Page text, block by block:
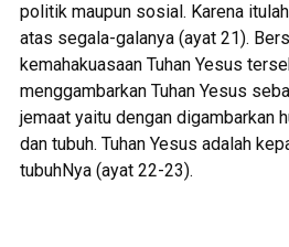
politik maupun sosial. Karena
atas segala-galanya (ayat 21).
kemahakuasaan Tuhan Yesus
menggambarkan Tuhan Yesus
jemaat yaitu dengan digambarkan
dan tubuh. Tuhan Yesus adalah
tubuhNya (ayat 22-23).